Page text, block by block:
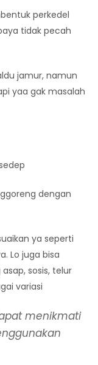
perkedel
tidak pecah
jamur, namun
yaa gak masalah
dengan
ya seperti
Lo juga bisa
sosis, telur
variasi
menikmati